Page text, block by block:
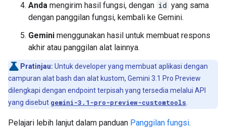
Anda mengirim hasil fungsi, dengan id yang sama
dengan panggilan fungsi, kembali ke Gemini.
Gemini menggunakan hasil untuk membuat respons
akhir atau panggilan alat lainnya.
Pratinjau: Untuk developer yang membuat aplikasi dengan
campuran alat bash dan alat kustom, Gemini 3.1 Pro Preview
dilengkapi dengan endpoint terpisah yang tersedia melalui API
yang disebut gemini-3.1-pro-preview-customtools
Pelajari lebih lanjut dalam panduan Panggilan fungsi.